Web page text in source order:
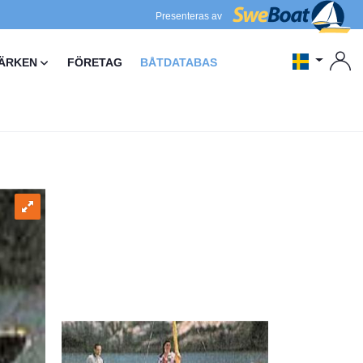
Presenteras av
FÖRETAG BÅTDATABAS